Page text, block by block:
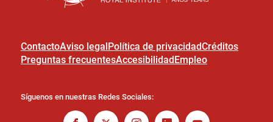
ContactoAviso legal Política de privacidadCréditos
Preguntas frecuentesAccesibilidad Empleo
Síguenos en nuestras Redes Sociales: